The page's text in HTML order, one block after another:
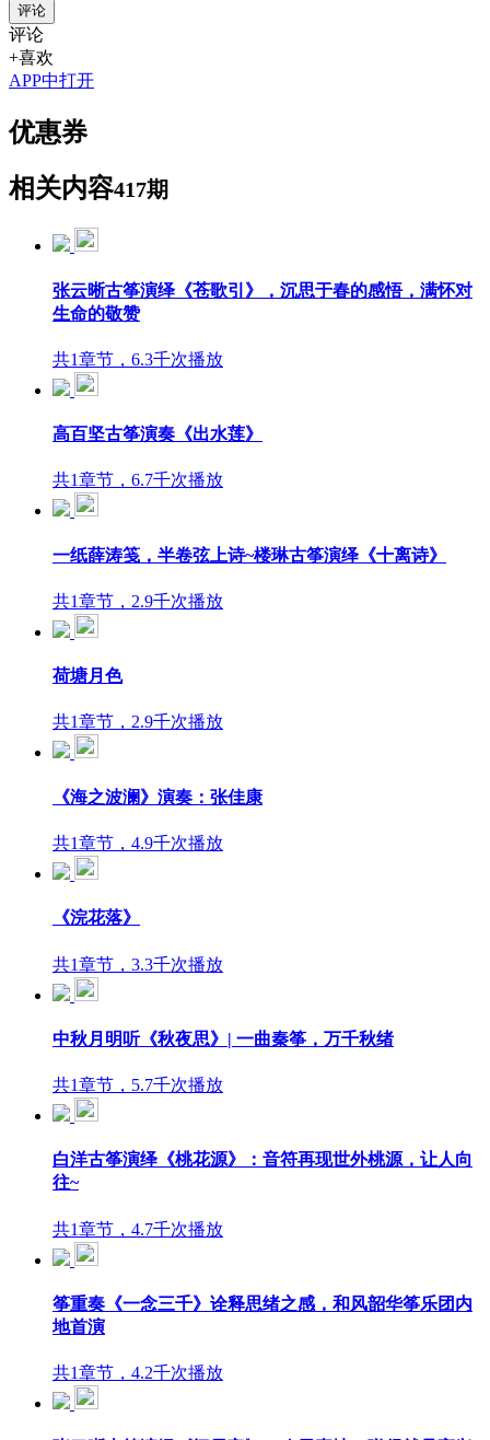
评论
评论
+喜欢
APP中打开
优惠券
相关内容417期
张云晰古筝演绎《苍歌引》，沉思于春的感悟，满怀对
生命的敬赞
共1章节，6.3千次播放
高百坚古筝演奏《出水莲》
共1章节，6.7千次播放
一纸薛涛笺，半卷弦上诗~楼琳古筝演绎《十离诗》
共1章节，2.9千次播放
荷塘月色
共1章节，2.9千次播放
《海之波澜》演奏：张佳康
共1章节，4.9千次播放
《浣花落》
共1章节，3.3千次播放
中秋月明听《秋夜思》| 一曲秦筝，万千秋绪
共1章节，5.7千次播放
白洋古筝演绎《桃花源》：音符再现世外桃源，让人向
往~
共1章节，4.7千次播放
筝重奏《一念三千》诠释思绪之感，和风韶华筝乐团内
地首演
共1章节，4.2千次播放